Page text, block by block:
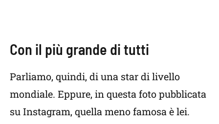
Con il più grande di tutti
Parliamo, quindi, di una star di livello
mondiale. Eppure, in questa foto pubblicata
su Instagram, quella meno famosa è lei.